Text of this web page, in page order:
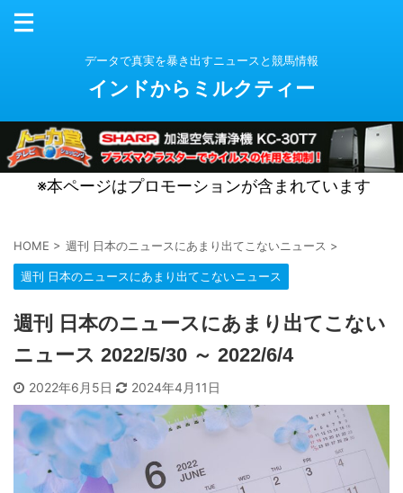
データで真実を暴き出すニュースと競馬情報
インドからミルクティー
※本ページはプロモーションが含まれています
HOME > 週刊 日本のニュースにあまり出てこないニュース >
週刊 日本のニュースにあまり出てこないニュース
週刊 日本のニュースにあまり出てこない
ニュース 2022/5/30 ～ 2022/6/4
2022年6月5日 2024年4月11日